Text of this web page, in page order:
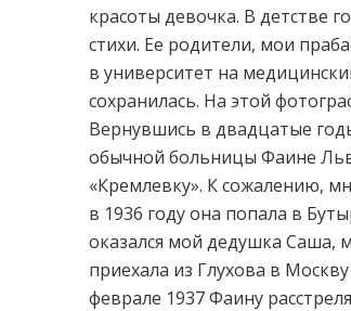
красоты девочка. В детстве
стихи. Ее родители, мои
в университет на
сохранилась. На этой
Вернувшись в двадцатые
обычной больницы Фаине
«Кремлевку». К сожалению,
в 1936 году она попала в
оказался мой дедушка Саша,
приехала из Глухова в
феврале 1937 Фаину